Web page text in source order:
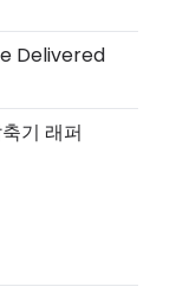
Delivered
기 래퍼